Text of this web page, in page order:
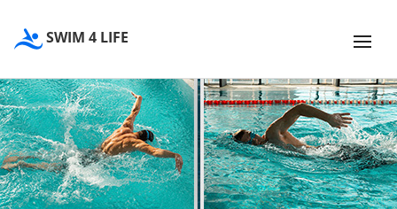
SWIM 4 LIFE